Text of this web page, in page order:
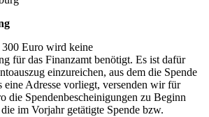
Euro wird keine
für das Finanzamt benötigt. Es ist dafür
einzureichen, aus dem die Spende
eine Adresse vorliegt, versenden wir für
die Spendenbescheinigungen zu Beginn
im Vorjahr getätigte Spende bzw.